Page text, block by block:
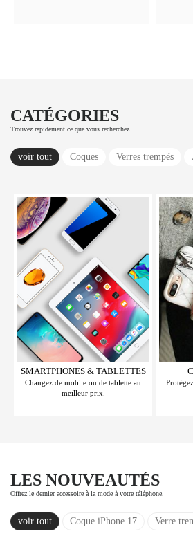
CATÉGORIES
Trouvez rapidement ce que vous recherchez
voir tout Coques Verres trempés
SMARTPHONES & TABLETTES
Changez de mobile ou de tablette au
meilleur prix.
LES NOUVEAUTÉS
Offrez le dernier accessoire à la mode à votre téléphone.
voir tout Coque iPhone 17 Verre